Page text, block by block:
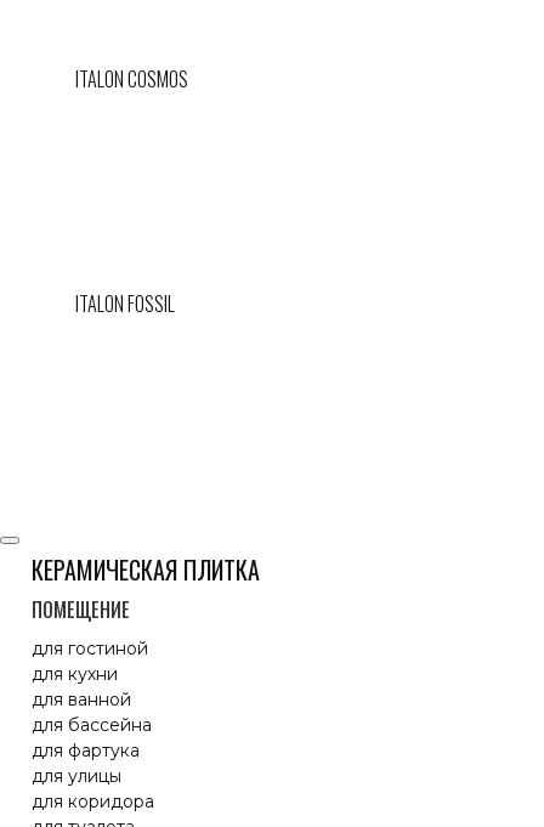
ITALON COSMOS
ITALON FOSSIL
КЕРАМИЧЕСКАЯ ПЛИТКА
ПОМЕЩЕНИЕ
для гостиной
для кухни
для ванной
для бассейна
для фартука
для улицы
для коридора